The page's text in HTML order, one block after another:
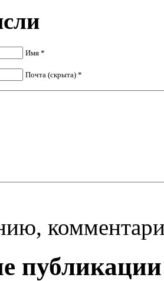
Имя *
Почта (скрыта) *
публикации